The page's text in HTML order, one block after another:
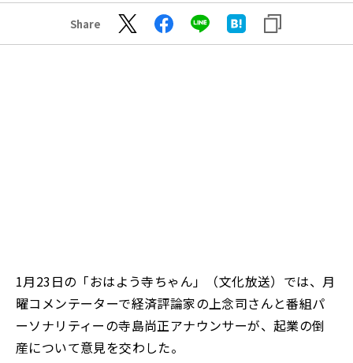
Share
1月23日の「おはよう寺ちゃん」（文化放送）では、月
曜コメンテーターで経済評論家の上念司さんと番組パ
ーソナリティーの寺島尚正アナウンサーが、起業の倒
産について意見を交わした。